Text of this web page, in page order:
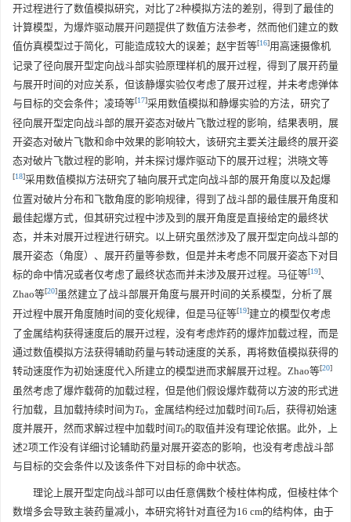
开过程进行了数值模拟研究，对比了2种模拟方法的差别，得到了最佳的
计算模型，为爆炸驱动展开问题提供了数值方法参考，然而他们建立的数
值仿真模型过于简化，可能造成较大的误差；赵宇哲等[16]用高速摄像机
记录了径向展开型定向战斗部实验原理样机的展开过程，得到了展开药量
与展开时间的对应关系，但该静爆实验仅考虑了展开过程，并未考虑弹体
与目标的交会条件；凌琦等[17]采用数值模拟和静爆实验的方法，研究了
径向展开型定向战斗部的展开姿态对破片飞散过程的影响，结果表明，展
开姿态对破片飞散和命中效果的影响较大，该研究主要关注最终的展开姿
态对破片飞散过程的影响，并未探讨爆炸驱动下的展开过程；洪晓文等
[18]采用数值模拟方法研究了轴向展开式定向战斗部的展开角度以及起爆
位置对破片分布和飞散角度的影响规律，得到了战斗部的最佳展开角度和
最佳起爆方式，但其研究过程中涉及到的展开角度是直接给定的最终状
态，并未对展开过程进行研究。以上研究虽然涉及了展开型定向战斗部的
展开姿态（角度）、展开药量等参数，但是并未考虑不同展开姿态下对目
标的命中情况或者仅考虑了最终状态而并未涉及展开过程。马征等[19]、
Zhao等[20]虽然建立了战斗部展开角度与展开时间的关系模型，分析了展
开过程中展开角度随时间的变化规律，但是马征等[19]建立的模型仅考虑
了金属结构获得速度后的展开过程，没有考虑炸药的爆炸加载过程，而是
通过数值模拟方法获得辅助药量与转动速度的关系，再将数值模拟获得的
转动速度作为初始速度代入所建立的模型进而求解展开过程。Zhao等[20]
虽然考虑了爆炸载荷的加载过程，但是他们假设爆炸载荷以方波的形式进
行加载，且加载持续时间为T0，金属结构经过加载时间 T0后，获得初始速
度并展开，然而求解过程中加载时间 T0的取值并没有理论依据。此外，上
述2项工作没有详细讨论辅助药量对展开姿态的影响，也没有考虑战斗部
与目标的交会条件以及该条件下对目标的命中状态。
理论上展开型定向战斗部可以由任意偶数个棱柱体构成，但棱柱体个
数增多会导致主装药量减小，本研究将针对直径为16 cm的结构体，由于